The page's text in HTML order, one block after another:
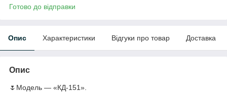
Готово до відправки
Опис Характеристики Відгуки про товар Доставка
Опис
🌷Модель — «КД-151».